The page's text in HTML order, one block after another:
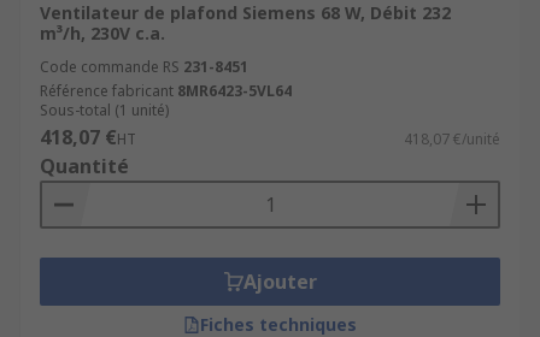
Ventilateur de plafond Siemens 68 W, Débit 232
m³/h, 230V c.a.
Code commande RS 231-8451
Référence fabricant 8MR6423-5VL64
Sous-total (1 unité)
418,07 €HT 418,07 €/unité
Quantité
Ajouter
Fiches techniques